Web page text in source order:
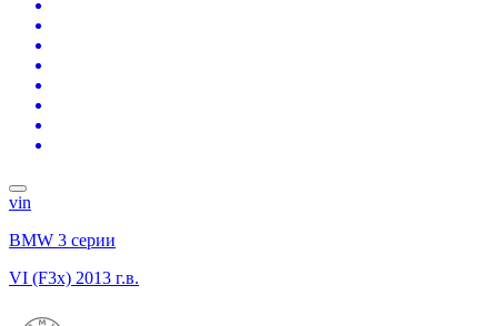
vin
BMW 3 серии
VI (F3x) 2013 г.в.